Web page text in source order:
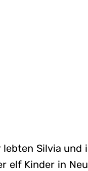
Silvia und
elf Kinder in